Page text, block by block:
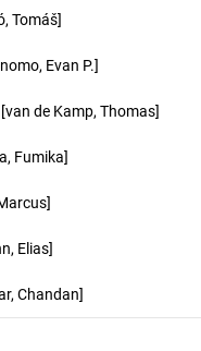
Tomáš]
Evan P.]
[van de Kamp, Thomas]
Fumika]
Elias]
Chandan]